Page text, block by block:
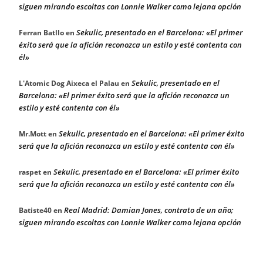
siguen mirando escoltas con Lonnie Walker como lejana opción
Ferran Batlloen Sekulic, presentado en el Barcelona: «El primer
éxito será que la afición reconozca un estilo y esté contenta con
él»
L'Atomic Dog Aixeca el Palau en Sekulic, presentado en el
Barcelona: «El primer éxito será que la afición reconozca un
estilo y esté contenta con él»
Mr.Motten Sekulic, presentado en el Barcelona: «El primer éxito
será que la afición reconozca un estilo y esté contenta con él»
raspeten Sekulic, presentado en el Barcelona: «El primer éxito
será que la afición reconozca un estilo y esté contenta con él»
Batiste40en Real Madrid: Damian Jones, contrato de un año;
siguen mirando escoltas con Lonnie Walker como lejana opción